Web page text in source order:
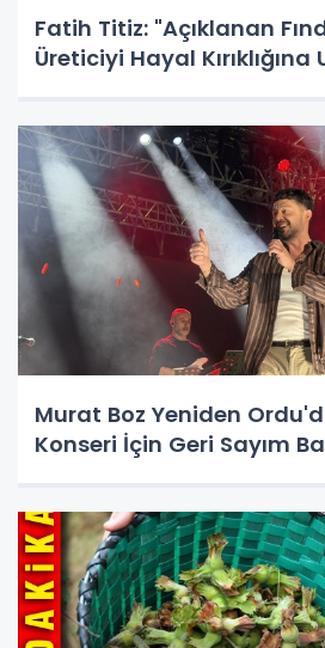
Fatih Titiz: "Açıklanan
Üreticiyi Hayal Kırıklığına
Murat Boz Yeniden
Konseri İçin Geri Sayım